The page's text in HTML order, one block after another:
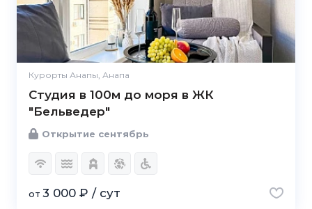
Курорты Анапы, Анапа
Студия в 100м до моря в ЖК
"Бельведер"
Открытие сентябрь
от 3 000 ₽ / сут